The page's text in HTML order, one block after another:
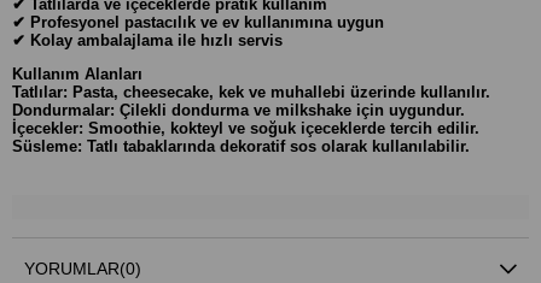
✔ Tatlılarda ve içeceklerde pratik kullanım
✔ Profesyonel pastacılık ve ev kullanımına uygun
✔ Kolay ambalajlama ile hızlı servis
Kullanım Alanları
Tatlılar: Pasta, cheesecake, kek ve muhallebi üzerinde kullanılır.
Dondurmalar: Çilekli dondurma ve milkshake için uygundur.
İçecekler: Smoothie, kokteyl ve soğuk içeceklerde tercih edilir.
Süsleme: Tatlı tabaklarında dekoratif sos olarak kullanılabilir.
YORUMLAR(0)